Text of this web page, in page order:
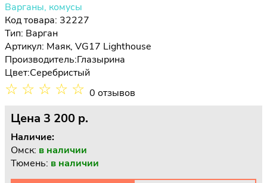
Варганы, комусы
Код товара: 32227
Тип: Варган
Артикул: Маяк, VG17 Lighthouse
Производитель:Глазырина
Цвет:Серебристый
☆ ☆ ☆ ☆ ☆ 0 отзывов
Цена 3 200 p.
Наличие:
Омск: в наличии
Тюмень: в наличии